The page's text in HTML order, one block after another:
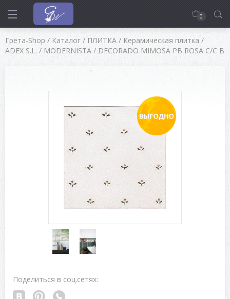
0
Грета-Shop / Каталог / ПЛИТКА / Керамическая плитка /
ADEX S.L. / MODERNISTA / DECORADO MIMOSA PB ROSA C/C B
Поделиться в соц.сетях: